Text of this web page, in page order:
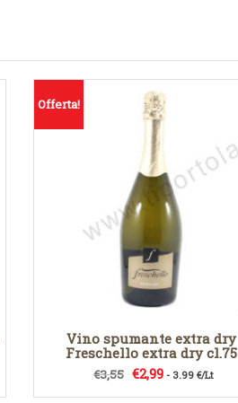
Offerta!
Vino spumante extra dry
Freschello extra dry cl.75
€3,55 Il
€2,99Il
- 3.99 €/Lt